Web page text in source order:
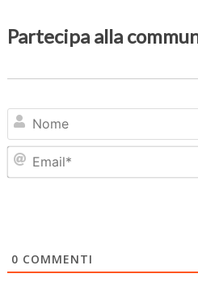
Partecipa alla
0 COMMENTI